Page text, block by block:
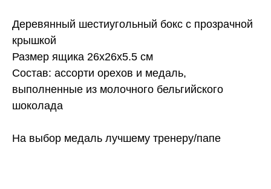
Деревянный шестиугольный бокс с прозрачной
крышкой
Размер ящика 26x26x5.5 см
Состав: ассорти орехов и медаль,
выполненные из молочного бельгийского
шоколада
На выбор медаль лучшему тренеру/папе